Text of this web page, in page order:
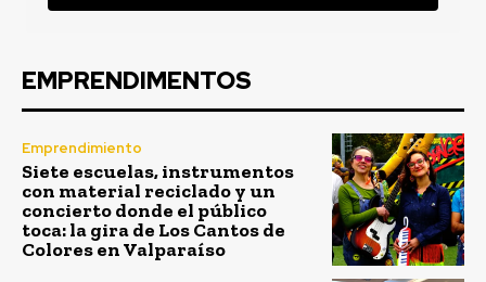
EMPRENDIMENTOS
Emprendimiento
Siete escuelas, instrumentos
con material reciclado y un
concierto donde el público
toca: la gira de Los Cantos de
Colores en Valparaíso